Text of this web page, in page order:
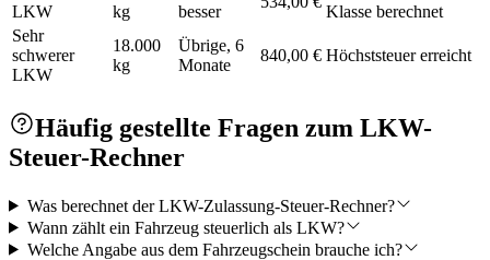
LKW
kg
besser
Klasse berechnet
Sehr
schwerer
LKW
18.000
kg
Übrige, 6
Monate
840,00 € Höchststeuer erreicht
Häufig gestellte Fragen zum LKW-
Steuer-Rechner
Was berechnet der LKW-Zulassung-Steuer-Rechner?
Wann zählt ein Fahrzeug steuerlich als LKW?
Welche Angabe aus dem Fahrzeugschein brauche ich?